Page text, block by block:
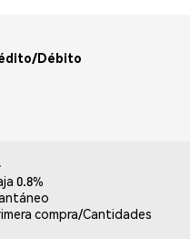
Débito
0.8%
compra/Cantidades